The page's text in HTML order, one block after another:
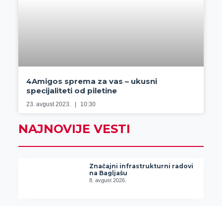
4Amigos sprema za vas – ukusni
specijaliteti od piletine
23. avgust 2023. 10:30
NAJNOVIJE VESTI
Značajni infrastrukturni radovi
na Bagljašu
8. avgust 2026.